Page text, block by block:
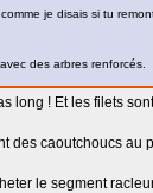
je disais si tu
des arbres renforcés.
long ! Et les filets
des caoutchoucs au
le segment